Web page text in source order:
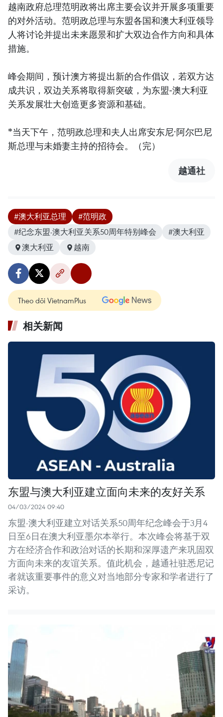
越南政府总理范明政将出席主要会议并开展多项重要
的对外活动。范明政总理与东盟各国和澳大利亚领导
人将讨论并提出未来愿景和扩大双边合作方向和具体
措施。
峰会期间，预计澳方将提出新的合作倡议，若双方达
成共识，双边关系将取得新突破，为东盟-澳大利亚
关系发展壮大创造更多资源和基础。
*当天下午，范明政总理和夫人出席安东尼·阿尔巴尼
斯总理与未婚妻主持的招待会。（完）
越通社
#澳大利亚总理
#范明政
#纪念东盟-澳大利亚关系50周年特别峰会
#澳大利亚
澳大利亚
越南
Theo dõi VietnamPlus
相关新闻
东盟与澳大利亚建立面向未来的友好关系
04/03/2024 09:40
东盟-澳大利亚建立对话关系50周年纪念峰会于3月4
日至6日在澳大利亚墨尔本举行。本次峰会将基于双
方在经济合作和政治对话的长期和深厚遗产来巩固双
方面向未来的友谊关系。值此机会，越通社驻悉尼记
者就该重要事件的意义对当地部分专家和学者进行了
采访。